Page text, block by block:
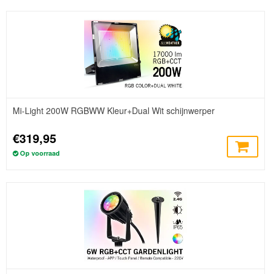
Mi-Light 200W RGBWW Kleur+Dual Wit schijnwerper
€319,95
Op voorraad